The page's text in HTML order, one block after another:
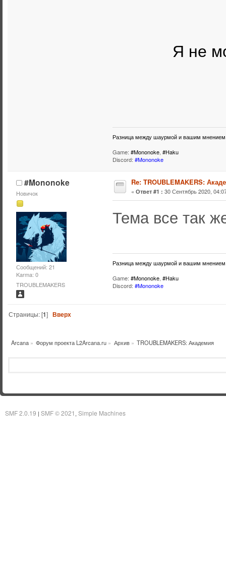
Я не
Разница между шаурмой и вашим
Game: #Mononoke, #Haku
Discord: #Mononoke
#Mononoke
Новичок
Сообщений: 21
Karma: 0
TROUBLEMAKERS
Re: TROUBLEMAKERS:
« Ответ #1 : 30 Сентябрь 2020,
Тема все так
Разница между шаурмой и вашим
Game: #Mononoke, #Haku
Discord: #Mononoke
Страницы: [1]Вверх
Arcana» Форум проекта L2Arcana.ru » Архив» TROUBLEMAKERS: Академия
SMF 2.0.19 SMF © 2021 Simple Machines